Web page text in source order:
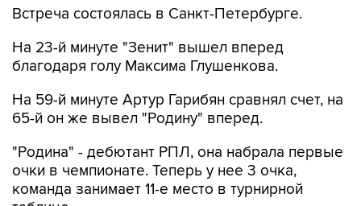
Встреча состоялась в Санкт-Петербурге.
На 23-й минуте "Зенит" вышел вперед
благодаря голу Максима Глушенкова.
На 59-й минуте Артур Гарибян сравнял счет, на
65-й он же вывел "Родину" вперед.
"Родина" - дебютант РПЛ, она набрала первые
очки в чемпионате. Теперь у нее 3 очка,
команда занимает 11-е место в турнирной